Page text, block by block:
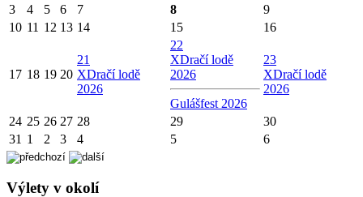
3
4 5 6 7 8
9
10 11 12 13 14 15 16
17 18 19 20
21
XDračí lodě
2026
22
XDračí lodě
2026
Gulášfest 2026
23
XDračí lodě
2026
24 25 26 27 28 29
30
31 1 2 3 4 5 6
Výlety v okolí